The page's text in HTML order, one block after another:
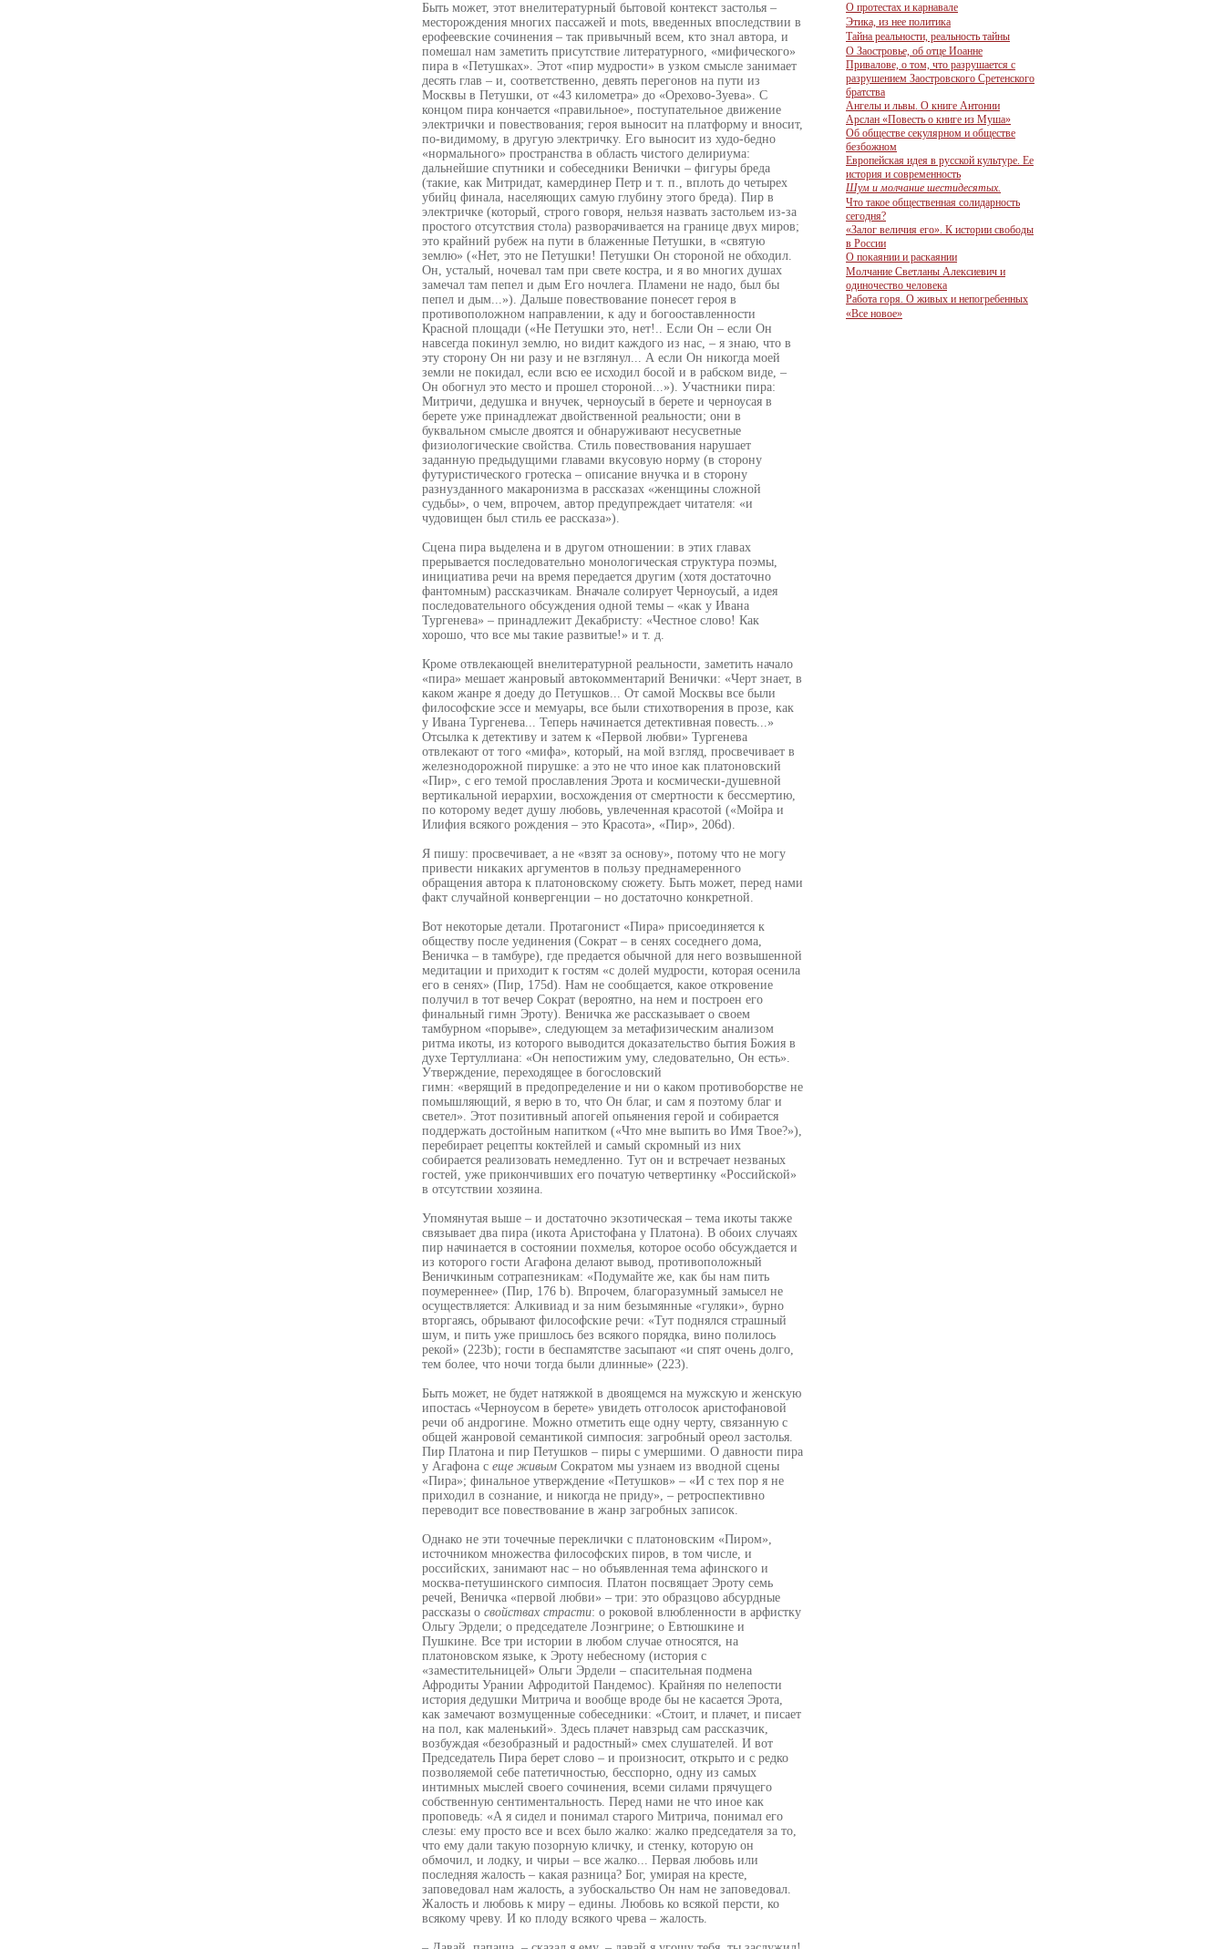
Быть может, этот внелитературный бытовой контекст застолья –
месторождения многих пассажей и mots, введенных впоследствии в
ерофеевские сочинения – так привычный всем, кто знал автора, и
помешал нам заметить присутствие литературного, «мифического»
пира в «Петушках». Этот «пир мудрости» в узком смысле занимает
десять глав – и, соответственно, девять перегонов на пути из
Москвы в Петушки, от «43 километра» до «Орехово-Зуева». С
концом пира кончается «правильное», поступательное движение
электрички и повествования; героя выносит на платформу и вносит,
по-видимому, в другую электричку. Его выносит из худо-бедно
«нормального» пространства в область чистого делириума:
дальнейшие спутники и собеседники Венички – фигуры бреда
(такие, как Митридат, камердинер Петр и т. п., вплоть до четырех
убийц финала, населяющих самую глубину этого бреда). Пир в
электричке (который, строго говоря, нельзя назвать застольем из-за
простого отсутствия стола) разворачивается на границе двух миров;
это крайний рубеж на пути в блаженные Петушки, в «святую
землю» («Нет, это не Петушки! Петушки Он стороной не обходил.
Он, усталый, ночевал там при свете костра, и я во многих душах
замечал там пепел и дым Его ночлега. Пламени не надо, был бы
пепел и дым...»). Дальше повествование понесет героя в
противоположном направлении, к аду и богооставленности
Красной площади («Не Петушки это, нет!.. Если Он – если Он
навсегда покинул землю, но видит каждого из нас, – я знаю, что в
эту сторону Он ни разу и не взглянул... А если Он никогда моей
земли не покидал, если всю ее исходил босой и в рабском виде, –
Он обогнул это место и прошел стороной...»). Участники пира:
Митричи, дедушка и внучек, черноусый в берете и черноусая в
берете уже принадлежат двойственной реальности; они в
буквальном смысле двоятся и обнаруживают несусветные
физиологические свойства. Стиль повествования нарушает
заданную предыдущими главами вкусовую норму (в сторону
футуристического гротеска – описание внучка и в сторону
разнузданного макаронизма в рассказах «женщины сложной
судьбы», о чем, впрочем, автор предупреждает читателя: «и
чудовищен был стиль ее рассказа»).
Сцена пира выделена и в другом отношении: в этих главах
прерывается последовательно монологическая структура поэмы,
инициатива речи на время передается другим (хотя достаточно
фантомным) рассказчикам. Вначале солирует Черноусый, а идея
последовательного обсуждения одной темы – «как у Ивана
Тургенева» – принадлежит Декабристу: «Честное слово! Как
хорошо, что все мы такие развитые!» и т. д.
Кроме отвлекающей внелитературной реальности, заметить начало
«пира» мешает жанровый автокомментарий Венички: «Черт знает, в
каком жанре я доеду до Петушков... От самой Москвы все были
философские эссе и мемуары, все были стихотворения в прозе, как
у Ивана Тургенева... Теперь начинается детективная повесть...»
Отсылка к детективу и затем к «Первой любви» Тургенева
отвлекают от того «мифа», который, на мой взгляд, просвечивает в
железнодорожной пирушке: а это не что иное как платоновский
«Пир», с его темой прославления Эрота и космически-душевной
вертикальной иерархии, восхождения от смертности к бессмертию,
по которому ведет душу любовь, увлеченная красотой («Мойра и
Илифия всякого рождения – это Красота», «Пир», 206d).
Я пишу: просвечивает, а не «взят за основу», потому что не могу
привести никаких аргументов в пользу преднамеренного
обращения автора к платоновскому сюжету. Быть может, перед нами
факт случайной конвергенции – но достаточно конкретной.
Вот некоторые детали. Протагонист «Пира» присоединяется к
обществу после уединения (Сократ – в сенях соседнего дома,
Веничка – в тамбуре), где предается обычной для него возвышенной
медитации и приходит к гостям «с долей мудрости, которая осенила
его в сенях» (Пир, 175d). Нам не сообщается, какое откровение
получил в тот вечер Сократ (вероятно, на нем и построен его
финальный гимн Эроту). Веничка же рассказывает о своем
тамбурном «порыве», следующем за метафизическим анализом
ритма икоты, из которого выводится доказательство бытия Божия в
духе Тертуллиана: «Он непостижим уму, следовательно, Он есть».
Утверждение, переходящее в богословский
гимн: «верящий в предопределение и ни о каком противоборстве не
помышляющий, я верю в то, что Он благ, и сам я поэтому благ и
светел». Этот позитивный апогей опьянения герой и собирается
поддержать достойным напитком («Что мне выпить во Имя Твое?»),
перебирает рецепты коктейлей и самый скромный из них
собирается реализовать немедленно. Тут он и встречает незваных
гостей, уже прикончивших его початую четвертинку «Российской»
в отсутствии хозяина.
Упомянутая выше – и достаточно экзотическая – тема икоты также
связывает два пира (икота Аристофана у Платона). В обоих случаях
пир начинается в состоянии похмелья, которое особо обсуждается и
из которого гости Агафона делают вывод, противоположный
Веничкиным сотрапезникам: «Подумайте же, как бы нам пить
поумереннее» (Пир, 176 b). Впрочем, благоразумный замысел не
осуществляется: Алкивиад и за ним безымянные «гуляки», бурно
вторгаясь, обрывают философские речи: «Тут поднялся страшный
шум, и пить уже пришлось без всякого порядка, вино полилось
рекой» (223b); гости в беспамятстве засыпают «и спят очень долго,
тем более, что ночи тогда были длинные» (223).
Быть может, не будет натяжкой в двоящемся на мужскую и женскую
ипостась «Черноусом в берете» увидеть отголосок аристофановой
речи об андрогине. Можно отметить еще одну черту, связанную с
общей жанровой семантикой симпосия: загробный ореол застолья.
Пир Платона и пир Петушков – пиры с умершими. О давности пира
у Агафона с еще живым Сократом мы узнаем из вводной сцены
«Пира»; финальное утверждение «Петушков» – «И с тех пор я не
приходил в сознание, и никогда не приду», – ретроспективно
переводит все повествование в жанр загробных записок.
Однако не эти точечные переклички с платоновским «Пиром»,
источником множества философских пиров, в том числе, и
российских, занимают нас – но объявленная тема афинского и
москва-петушинского симпосия. Платон посвящает Эроту семь
речей, Веничка «первой любви» – три: это образцово абсурдные
рассказы о свойствах страсти: о роковой влюбленности в арфистку
Ольгу Эрдели; о председателе Лоэнгрине; о Евтюшкине и
Пушкине. Все три истории в любом случае относятся, на
платоновском языке, к Эроту небесному (история с
«заместительницей» Ольги Эрдели – спасительная подмена
Афродиты Урании Афродитой Пандемос). Крайняя по нелепости
история дедушки Митрича и вообще вроде бы не касается Эрота,
как замечают возмущенные собеседники: «Стоит, и плачет, и писает
на пол, как маленький». Здесь плачет навзрыд сам рассказчик,
возбуждая «безобразный и радостный» смех слушателей. И вот
Председатель Пира берет слово – и произносит, открыто и с редко
позволяемой себе патетичностью, бесспорно, одну из самых
интимных мыслей своего сочинения, всеми силами прячущего
собственную сентиментальность. Перед нами не что иное как
проповедь: «А я сидел и понимал старого Митрича, понимал его
слезы: ему просто все и всех было жалко: жалко председателя за то,
что ему дали такую позорную кличку, и стенку, которую он
обмочил, и лодку, и чирьи – все жалко... Первая любовь или
последняя жалость – какая разница? Бог, умирая на кресте,
заповедовал нам жалость, а зубоскальство Он нам не заповедовал.
Жалость и любовь к миру – едины. Любовь ко всякой персти, ко
всякому чреву. И ко плоду всякого чрева – жалость.
О протестах и карнавале
Этика, из нее политика
Тайна реальности, реальность тайны
О Заостровье, об отце Иоанне
Привалове, о том, что разрушается с
разрушением Заостровского Сретенского
братства
Ангелы и львы. О книге Антонии
Арслан «Повесть о книге из Муша»
Об обществе секулярном и обществе
безбожном
Европейская идея в русской культуре. Ее
история и современность
Шум и молчание шестидесятых.
Что такое общественная солидарность
сегодня?
«Залог величия его». К истории свободы
в России
О покаянии и раскаянии
Молчание Светланы Алексиевич и
одиночество человека
Работа горя. О живых и непогребенных
«Все новое»